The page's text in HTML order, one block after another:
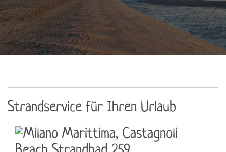
Strandservice für Ihren Urlaub